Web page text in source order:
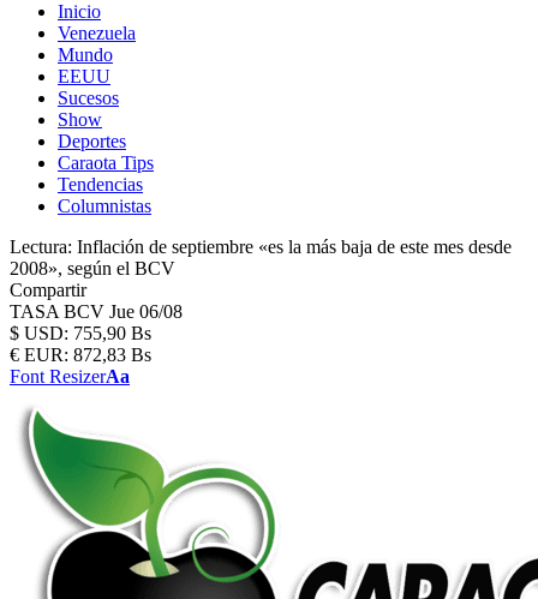
Inicio
Venezuela
Mundo
EEUU
Sucesos
Show
Deportes
Caraota Tips
Tendencias
Columnistas
Lectura: Inflación de septiembre «es la más baja de este mes desde
2008», según el BCV
Compartir
TASA BCV Jue 06/08
$ USD: 755,90 Bs
€ EUR: 872,83 Bs
Font ResizerAa